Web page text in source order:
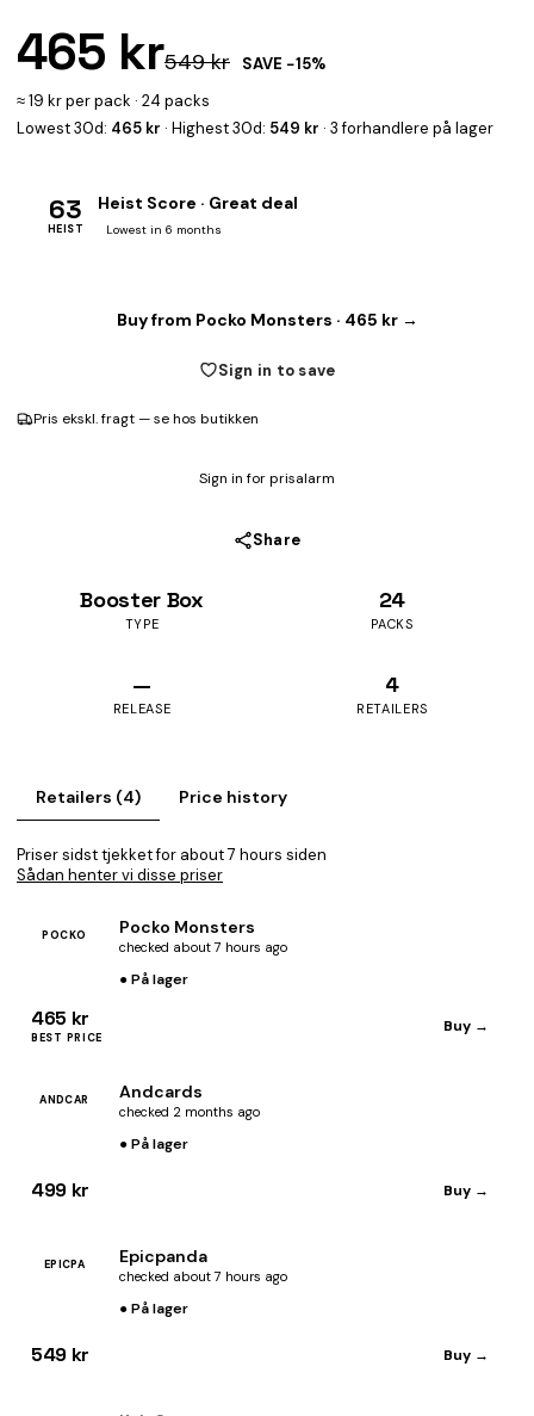
465 kr549 kr
SAVE −15%
≈ 19 kr per pack · 24 packs
Lowest 30d: 465 kr · Highest 30d: 549 kr · 3 forhandlere på lager
63
HEIST
Heist Score · Great deal
Lowest in 6 months
Buy from Pocko Monsters · 465 kr →
Sign in to save
Pris ekskl. fragt — se hos butikken
Sign in for prisalarm
Share
Booster Box
TYPE
24
PACKS
—
RELEASE
4
RETAILERS
Retailers (4) Price history
Priser sidst tjekket for about 7 hours siden
Sådan henter vi disse priser
POCKO Pocko Monsters
checked about 7 hours ago
● På lager
465 kr
BEST PRICE
Buy →
ANDCAR Andcards
checked 2 months ago
● På lager
499 kr Buy →
EPICPA Epicpanda
checked about 7 hours ago
● På lager
549 kr Buy →